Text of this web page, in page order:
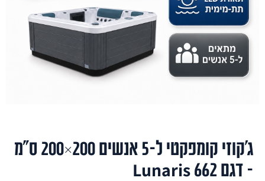
ג'קוזי קומפקטי ל-5 אנשים 200×200 ס"מ
– דגם Lunaris 662